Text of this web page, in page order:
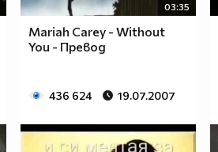
03:35
Mariah Carey - Without
You - Превод
436 624 19.07.2007